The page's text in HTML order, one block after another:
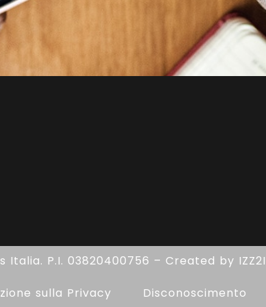
Italia. P.I. 03820400756 – Created by
sulla Privacy Disconoscimento